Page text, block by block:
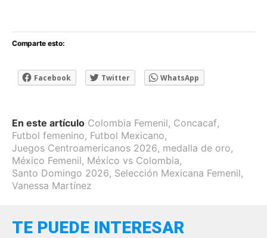
Comparte esto:
Facebook Twitter WhatsApp
En este artículo Colombia Femenil, Concacaf,
Futbol femenino, Futbol Mexicano,
Juegos Centroamericanos 2026, medalla de oro,
México Femenil, México vs Colombia,
Santo Domingo 2026, Selección Mexicana Femenil,
Vanessa Martínez
TE PUEDE INTERESAR